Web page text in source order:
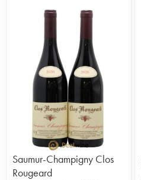
Saumur-Champigny Clos
Rougeard